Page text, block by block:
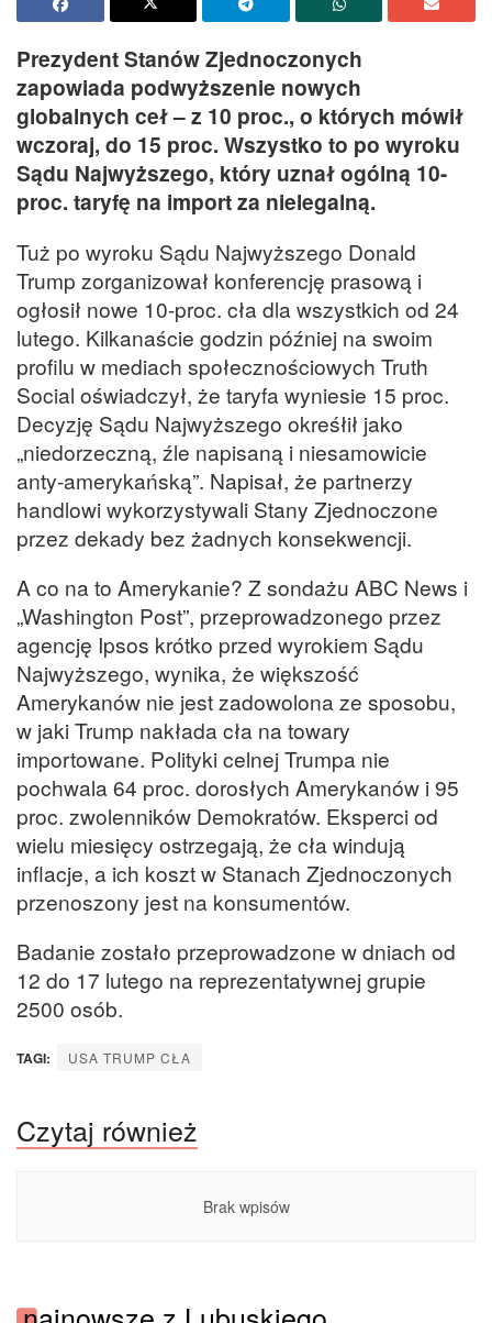
Prezydent Stanów Zjednoczonych
zapowiada podwyższenie nowych
globalnych ceł – z 10 proc., o których mówił
wczoraj, do 15 proc. Wszystko to po wyroku
Sądu Najwyższego, który uznał ogólną 10-
proc. taryfę na import za nielegalną.
Tuż po wyroku Sądu Najwyższego Donald
Trump zorganizował konferencję prasową i
ogłosił nowe 10-proc. cła dla wszystkich od 24
lutego. Kilkanaście godzin później na swoim
profilu w mediach społecznościowych Truth
Social oświadczył, że taryfa wyniesie 15 proc.
Decyzję Sądu Najwyższego okreśłił jako
„niedorzeczną, źle napisaną i niesamowicie
anty-amerykańską”. Napisał, że partnerzy
handlowi wykorzystywali Stany Zjednoczone
przez dekady bez żadnych konsekwencji.
A co na to Amerykanie? Z sondażu ABC News i
„Washington Post”, przeprowadzonego przez
agencję Ipsos krótko przed wyrokiem Sądu
Najwyższego, wynika, że większość
Amerykanów nie jest zadowolona ze sposobu,
w jaki Trump nakłada cła na towary
importowane. Polityki celnej Trumpa nie
pochwala 64 proc. dorosłych Amerykanów i 95
proc. zwolenników Demokratów. Eksperci od
wielu miesięcy ostrzegają, że cła windują
inflacje, a ich koszt w Stanach Zjednoczonych
przenoszony jest na konsumentów.
Badanie zostało przeprowadzone w dniach od
12 do 17 lutego na reprezentatywnej grupie
2500 osób.
TAGI: USA TRUMP CŁA
Czytaj również
Brak wpisów